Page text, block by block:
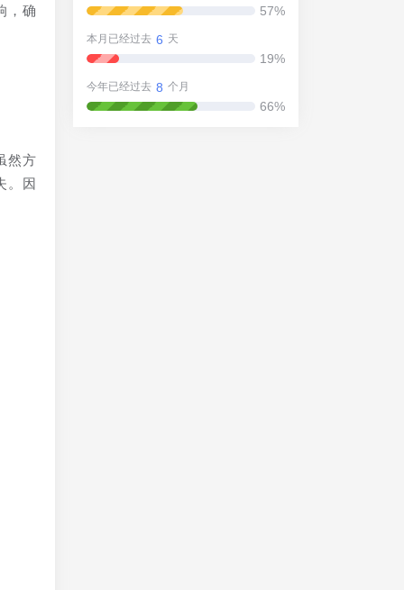
，确
然方
。因
57%
本月已经过去 6 天
19%
今年已经过去 8 个月
66%